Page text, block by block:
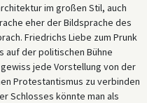
im großen Stil, auch
eher der Bildsprache des
Friedrichs Liebe zum Prunk
auf der politischen Bühne
jede Vorstellung von der
Protestantismus zu verbinden
Schlosses könnte man als